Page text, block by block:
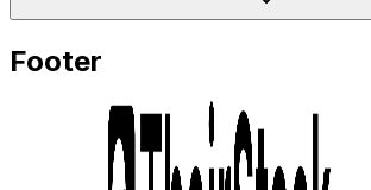
Footer